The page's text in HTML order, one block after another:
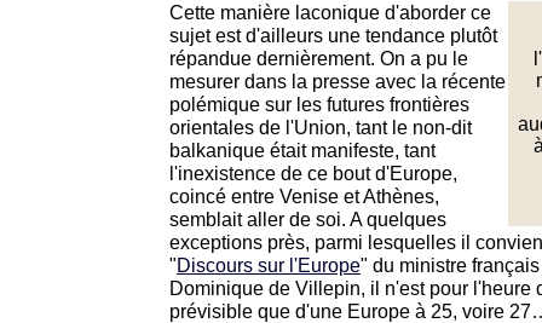
Cette manière laconique d'aborder ce
sujet est d'ailleurs une tendance plutôt
répandue dernièrement. On a pu le
mesurer dans la presse avec la récente
polémique sur les futures frontières
orientales de l'Union, tant le non-dit
balkanique était manifeste, tant
l'inexistence de ce bout d'Europe,
coincé entre Venise et Athènes,
semblait aller de soi. A quelques
exceptions près, parmi lesquelles il
"Discours sur l'Europe" du ministre
Dominique de Villepin, il n'est pour l'heure
prévisible que d'une Europe à 25, voire